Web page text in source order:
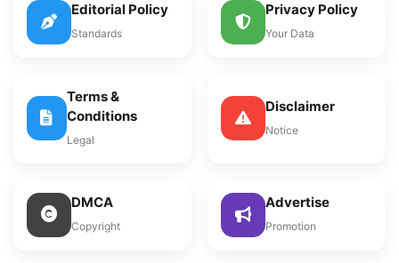
Editorial Policy
Standards
Privacy Policy
Your Data
Terms &
Conditions
Legal
Disclaimer
Notice
DMCA
Copyright
Advertise
Promotion